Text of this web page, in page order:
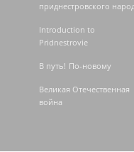
приднестровского
Introduction to
Pridnestrovie
В путь! По-новому
Великая Отечественная
война